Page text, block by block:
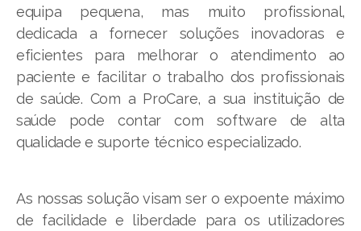
equipa pequena, mas muito profissional,
dedicada a fornecer soluções inovadoras e
eficientes para melhorar o atendimento ao
paciente e facilitar o trabalho dos profissionais
de saúde. Com a ProCare, a sua instituição de
saúde pode contar com software de alta
qualidade e suporte técnico especializado.
As nossas solução visam ser o expoente máximo
de facilidade e liberdade para os utilizadores